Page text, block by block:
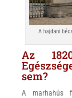
A hajdani
Az
sem?
A marhahús